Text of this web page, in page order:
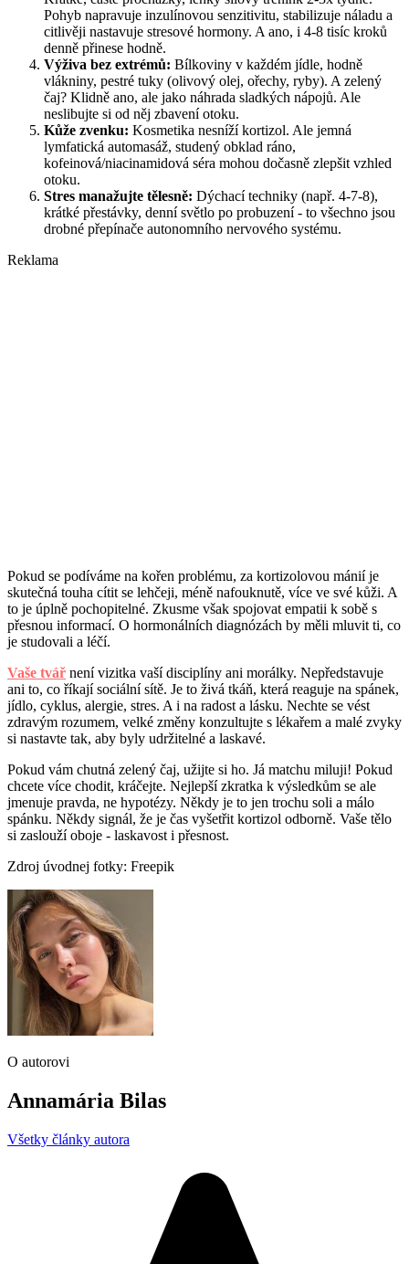
Pohyb napravuje inzulínovou senzitivitu, stabilizuje náladu a
citlivěji nastavuje stresové hormony. A ano, i 4-8 tisíc kroků
denně přinese hodně.
Výživa bez extrémů: Bílkoviny v každém jídle, hodně
vlákniny, pestré tuky (olivový olej, ořechy, ryby). A zelený
čaj? Klidně ano, ale jako náhrada sladkých nápojů. Ale
neslibujte si od něj zbavení otoku.
Kůže zvenku: Kosmetika nesníží kortizol. Ale jemná
lymfatická automasáž, studený obklad ráno,
kofeinová/niacinamidová séra mohou dočasně zlepšit vzhled
otoku.
Stres manažujte tělesně: Dýchací techniky (např. 4-7-8),
krátké přestávky, denní světlo po probuzení - to všechno jsou
drobné přepínače autonomního nervového systému.
Reklama
Pokud se podíváme na kořen problému, za kortizolovou mánií je
skutečná touha cítit se lehčeji, méně nafouknutě, více ve své kůži. A
to je úplně pochopitelné. Zkusme však spojovat empatii k sobě s
přesnou informací. O hormonálních diagnózách by měli mluvit ti, co
je studovali a léčí.
Vaše tvář není vizitka vaší disciplíny ani morálky. Nepředstavuje
ani to, co říkají sociální sítě. Je to živá tkáň, která reaguje na spánek,
jídlo, cyklus, alergie, stres. A i na radost a lásku. Nechte se vést
zdravým rozumem, velké změny konzultujte s lékařem a malé zvyky
si nastavte tak, aby byly udržitelné a laskavé.
Pokud vám chutná zelený čaj, užijte si ho. Já matchu miluji! Pokud
chcete více chodit, kráčejte. Nejlepší zkratka k výsledkům se ale
jmenuje pravda, ne hypotézy. Někdy je to jen trochu soli a málo
spánku. Někdy signál, že je čas vyšetřit kortizol odborně. Vaše tělo
si zaslouží oboje - laskavost i přesnost.
Zdroj úvodnej fotky: Freepik
O autorovi
Annamária Bilas
Všetky články autora